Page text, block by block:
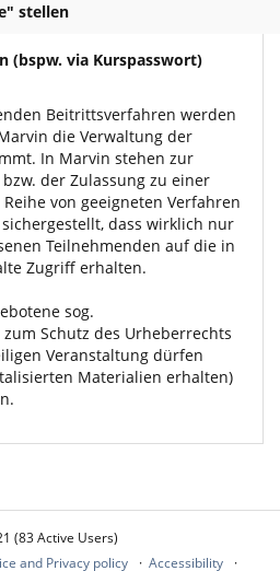
stellen
(bspw. via Kurspasswort)
Beitrittsverfahren werden
die Verwaltung der
In Marvin stehen zur
der Zulassung zu einer
von geeigneten Verfahren
dass wirklich nur
Teilnehmenden auf die in
Zugriff erhalten.
sog.
Schutz des Urheberrechts
Veranstaltung dürfen
Materialien erhalten)
(83 Active Users)
and Privacy policy Accessibility